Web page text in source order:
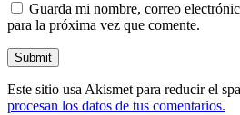
Guarda mi nombre, correo
para la próxima vez que comente.
Este sitio usa Akismet para reducir el
procesan los datos de tus comentarios.